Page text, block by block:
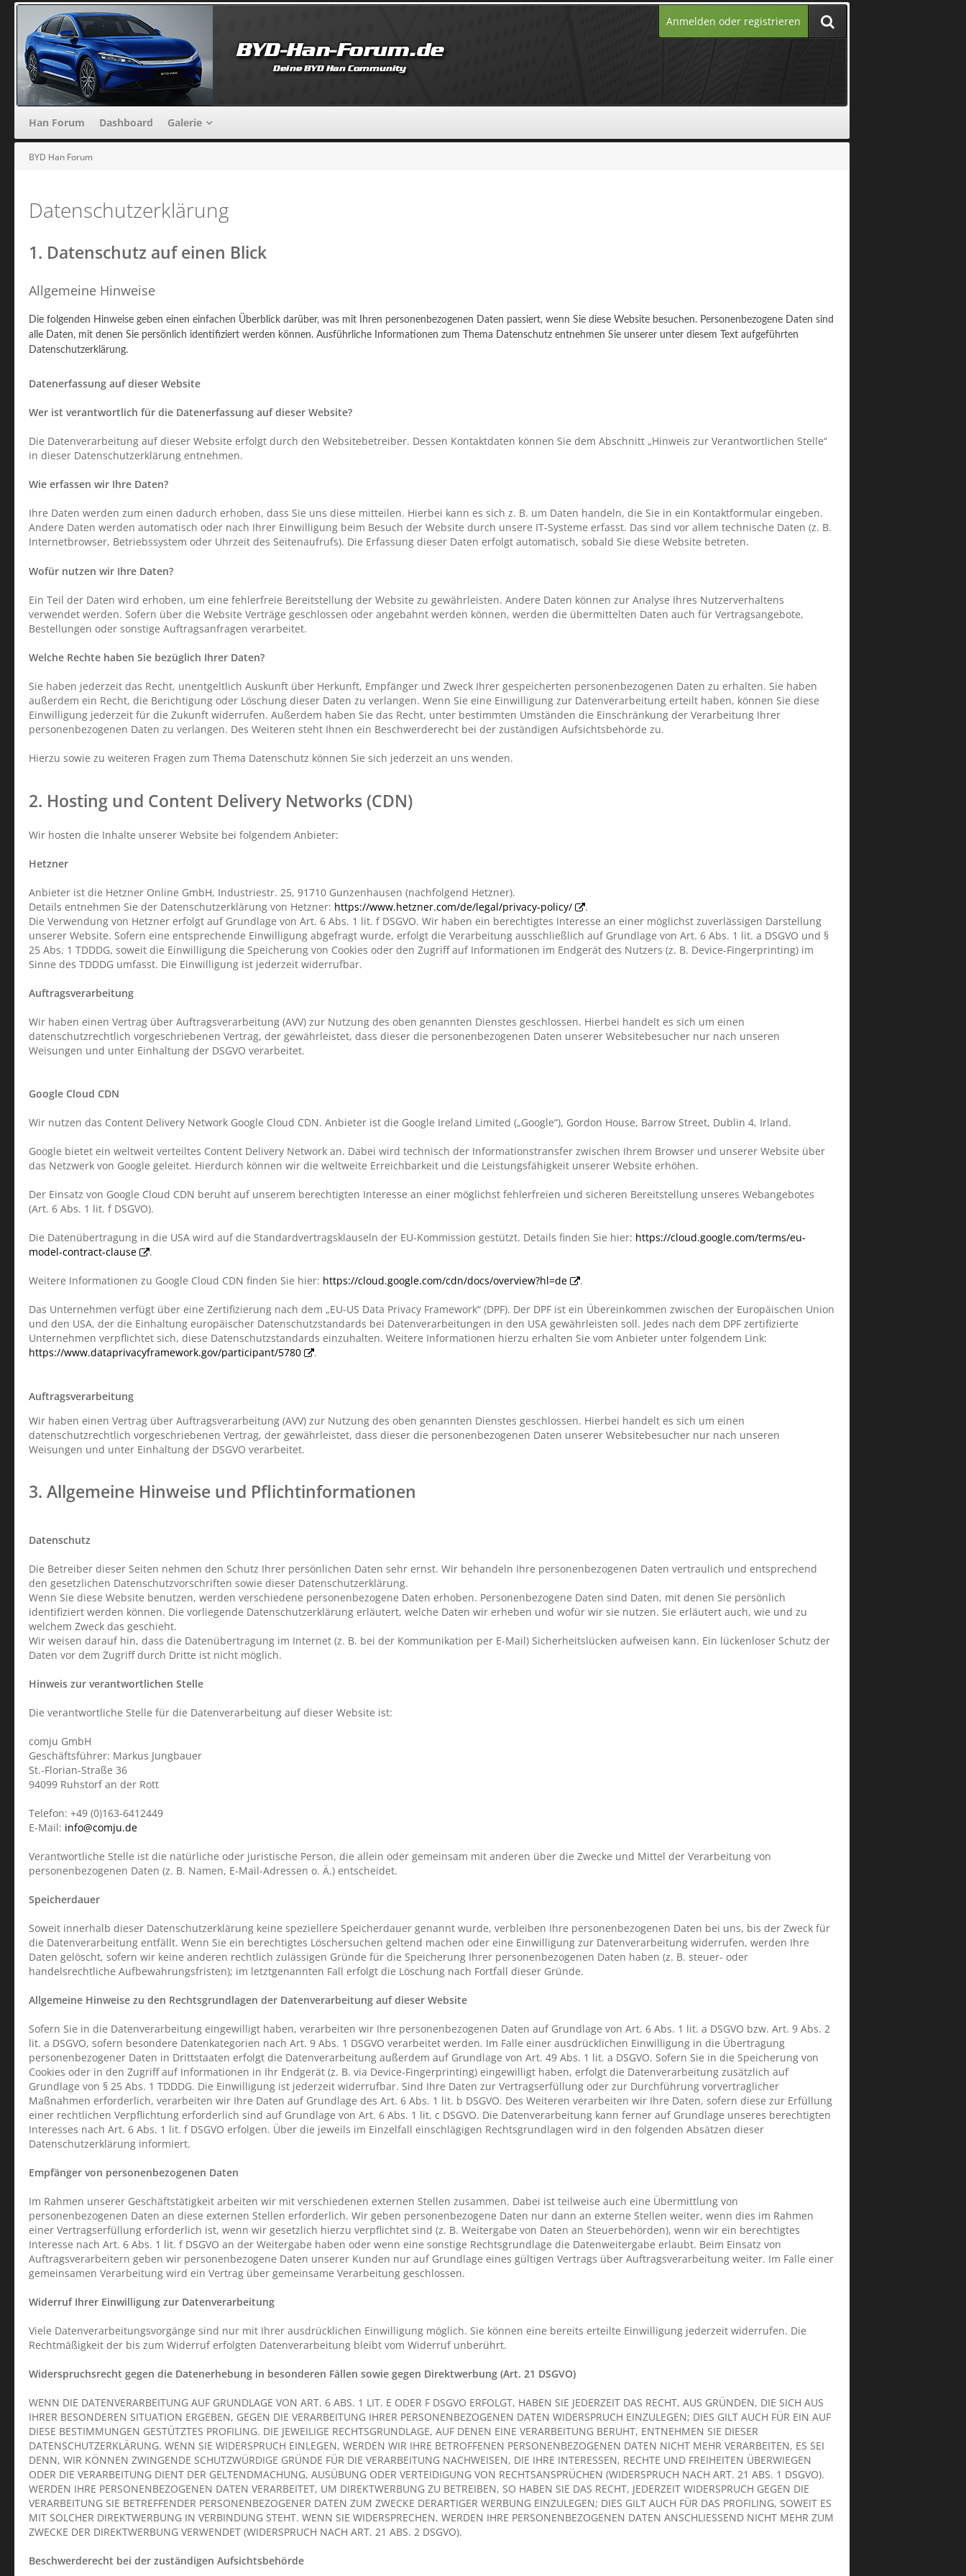
Anmelden oder registrieren
Han Forum Dashboard Galerie
BYD Han Forum
Datenschutzerklärung
1. Datenschutz auf einen Blick
Allgemeine Hinweise
Die folgenden Hinweise geben einen einfachen Überblick darüber, was mit Ihren personenbezogenen Daten passiert, wenn Sie diese Website besuchen. Personenbezogene Daten sind
alle Daten, mit denen Sie persönlich identifiziert werden können. Ausführliche Informationen zum Thema Datenschutz entnehmen Sie unserer unter diesem Text aufgeführten
Datenschutzerklärung.
Datenerfassung auf dieser Website
Wer ist verantwortlich für die Datenerfassung auf dieser Website?
Die Datenverarbeitung auf dieser Website erfolgt durch den Websitebetreiber. Dessen Kontaktdaten können Sie dem Abschnitt „Hinweis zur Verantwortlichen Stelle“
in dieser Datenschutzerklärung entnehmen.
Wie erfassen wir Ihre Daten?
Ihre Daten werden zum einen dadurch erhoben, dass Sie uns diese mitteilen. Hierbei kann es sich z. B. um Daten handeln, die Sie in ein Kontaktformular eingeben.
Andere Daten werden automatisch oder nach Ihrer Einwilligung beim Besuch der Website durch unsere IT-Systeme erfasst. Das sind vor allem technische Daten (z. B.
Internetbrowser, Betriebssystem oder Uhrzeit des Seitenaufrufs). Die Erfassung dieser Daten erfolgt automatisch, sobald Sie diese Website betreten.
Wofür nutzen wir Ihre Daten?
Ein Teil der Daten wird erhoben, um eine fehlerfreie Bereitstellung der Website zu gewährleisten. Andere Daten können zur Analyse Ihres Nutzerverhaltens
verwendet werden. Sofern über die Website Verträge geschlossen oder angebahnt werden können, werden die übermittelten Daten auch für Vertragsangebote,
Bestellungen oder sonstige Auftragsanfragen verarbeitet.
Welche Rechte haben Sie bezüglich Ihrer Daten?
Sie haben jederzeit das Recht, unentgeltlich Auskunft über Herkunft, Empfänger und Zweck Ihrer gespeicherten personenbezogenen Daten zu erhalten. Sie haben
außerdem ein Recht, die Berichtigung oder Löschung dieser Daten zu verlangen. Wenn Sie eine Einwilligung zur Datenverarbeitung erteilt haben, können Sie diese
Einwilligung jederzeit für die Zukunft widerrufen. Außerdem haben Sie das Recht, unter bestimmten Umständen die Einschränkung der Verarbeitung Ihrer
personenbezogenen Daten zu verlangen. Des Weiteren steht Ihnen ein Beschwerderecht bei der zuständigen Aufsichtsbehörde zu.
Hierzu sowie zu weiteren Fragen zum Thema Datenschutz können Sie sich jederzeit an uns wenden.
2. Hosting und Content Delivery Networks (CDN)
Wir hosten die Inhalte unserer Website bei folgendem Anbieter:
Hetzner
Anbieter ist die Hetzner Online GmbH, Industriestr. 25, 91710 Gunzenhausen (nachfolgend Hetzner).
Details entnehmen Sie der Datenschutzerklärung von Hetzner: https://www.hetzner.com/de/legal/privacy-policy/
.
Die Verwendung von Hetzner erfolgt auf Grundlage von Art. 6 Abs. 1 lit. f DSGVO. Wir haben ein berechtigtes Interesse an einer möglichst zuverlässigen Darstellung
unserer Website. Sofern eine entsprechende Einwilligung abgefragt wurde, erfolgt die Verarbeitung ausschließlich auf Grundlage von Art. 6 Abs. 1 lit. a DSGVO und §
25 Abs. 1 TDDDG, soweit die Einwilligung die Speicherung von Cookies oder den Zugriff auf Informationen im Endgerät des Nutzers (z. B. Device-Fingerprinting) im
Sinne des TDDDG umfasst. Die Einwilligung ist jederzeit widerrufbar.
Auftragsverarbeitung
Wir haben einen Vertrag über Auftragsverarbeitung (AVV) zur Nutzung des oben genannten Dienstes geschlossen. Hierbei handelt es sich um einen
datenschutzrechtlich vorgeschriebenen Vertrag, der gewährleistet, dass dieser die personenbezogenen Daten unserer Websitebesucher nur nach unseren
Weisungen und unter Einhaltung der DSGVO verarbeitet.
Google Cloud CDN
Wir nutzen das Content Delivery Network Google Cloud CDN. Anbieter ist die Google Ireland Limited („Google“), Gordon House, Barrow Street, Dublin 4, Irland.
Google bietet ein weltweit verteiltes Content Delivery Network an. Dabei wird technisch der Informationstransfer zwischen Ihrem Browser und unserer Website über
das Netzwerk von Google geleitet. Hierdurch können wir die weltweite Erreichbarkeit und die Leistungsfähigkeit unserer Website erhöhen.
Der Einsatz von Google Cloud CDN beruht auf unserem berechtigten Interesse an einer möglichst fehlerfreien und sicheren Bereitstellung unseres Webangebotes
(Art. 6 Abs. 1 lit. f DSGVO).
Die Datenübertragung in die USA wird auf die Standardvertragsklauseln der EU-Kommission gestützt. Details finden Sie hier: https://cloud.google.com/terms/eu-
model-contract-clause
.
Weitere Informationen zu Google Cloud CDN finden Sie hier: https://cloud.google.com/cdn/docs/overview?hl=de .
Das Unternehmen verfügt über eine Zertifizierung nach dem „EU-US Data Privacy Framework“ (DPF). Der DPF ist ein Übereinkommen zwischen der Europäischen Union
und den USA, der die Einhaltung europäischer Datenschutzstandards bei Datenverarbeitungen in den USA gewährleisten soll. Jedes nach dem DPF zertifizierte
Unternehmen verpflichtet sich, diese Datenschutzstandards einzuhalten. Weitere Informationen hierzu erhalten Sie vom Anbieter unter folgendem Link:
https://www.dataprivacyframework.gov/participant/5780
.
Auftragsverarbeitung
Wir haben einen Vertrag über Auftragsverarbeitung (AVV) zur Nutzung des oben genannten Dienstes geschlossen. Hierbei handelt es sich um einen
datenschutzrechtlich vorgeschriebenen Vertrag, der gewährleistet, dass dieser die personenbezogenen Daten unserer Websitebesucher nur nach unseren
Weisungen und unter Einhaltung der DSGVO verarbeitet.
3. Allgemeine Hinweise und Pflicht­informationen
Datenschutz
Die Betreiber dieser Seiten nehmen den Schutz Ihrer persönlichen Daten sehr ernst. Wir behandeln Ihre personenbezogenen Daten vertraulich und entsprechend
den gesetzlichen Datenschutzvorschriften sowie dieser Datenschutzerklärung.
Wenn Sie diese Website benutzen, werden verschiedene personenbezogene Daten erhoben. Personenbezogene Daten sind Daten, mit denen Sie persönlich
identifiziert werden können. Die vorliegende Datenschutzerklärung erläutert, welche Daten wir erheben und wofür wir sie nutzen. Sie erläutert auch, wie und zu
welchem Zweck das geschieht.
Wir weisen darauf hin, dass die Datenübertragung im Internet (z. B. bei der Kommunikation per E-Mail) Sicherheitslücken aufweisen kann. Ein lückenloser Schutz der
Daten vor dem Zugriff durch Dritte ist nicht möglich.
Hinweis zur verantwortlichen Stelle
Die verantwortliche Stelle für die Datenverarbeitung auf dieser Website ist:
comju GmbH
Geschäftsführer: Markus Jungbauer
St.-Florian-Straße 36
94099 Ruhstorf an der Rott
Telefon: +49 (0)163-6412449
E-Mail: info@comju.de
Verantwortliche Stelle ist die natürliche oder juristische Person, die allein oder gemeinsam mit anderen über die Zwecke und Mittel der Verarbeitung von
personenbezogenen Daten (z. B. Namen, E-Mail-Adressen o. Ä.) entscheidet.
Speicherdauer
Soweit innerhalb dieser Datenschutzerklärung keine speziellere Speicherdauer genannt wurde, verbleiben Ihre personenbezogenen Daten bei uns, bis der Zweck für
die Datenverarbeitung entfällt. Wenn Sie ein berechtigtes Löschersuchen geltend machen oder eine Einwilligung zur Datenverarbeitung widerrufen, werden Ihre
Daten gelöscht, sofern wir keine anderen rechtlich zulässigen Gründe für die Speicherung Ihrer personenbezogenen Daten haben (z. B. steuer- oder
handelsrechtliche Aufbewahrungsfristen); im letztgenannten Fall erfolgt die Löschung nach Fortfall dieser Gründe.
Allgemeine Hinweise zu den Rechtsgrundlagen der Datenverarbeitung auf dieser Website
Sofern Sie in die Datenverarbeitung eingewilligt haben, verarbeiten wir Ihre personenbezogenen Daten auf Grundlage von Art. 6 Abs. 1 lit. a DSGVO bzw. Art. 9 Abs. 2
lit. a DSGVO, sofern besondere Datenkategorien nach Art. 9 Abs. 1 DSGVO verarbeitet werden. Im Falle einer ausdrücklichen Einwilligung in die Übertragung
personenbezogener Daten in Drittstaaten erfolgt die Datenverarbeitung außerdem auf Grundlage von Art. 49 Abs. 1 lit. a DSGVO. Sofern Sie in die Speicherung von
Cookies oder in den Zugriff auf Informationen in Ihr Endgerät (z. B. via Device-Fingerprinting) eingewilligt haben, erfolgt die Datenverarbeitung zusätzlich auf
Grundlage von § 25 Abs. 1 TDDDG. Die Einwilligung ist jederzeit widerrufbar. Sind Ihre Daten zur Vertragserfüllung oder zur Durchführung vorvertraglicher
Maßnahmen erforderlich, verarbeiten wir Ihre Daten auf Grundlage des Art. 6 Abs. 1 lit. b DSGVO. Des Weiteren verarbeiten wir Ihre Daten, sofern diese zur Erfüllung
einer rechtlichen Verpflichtung erforderlich sind auf Grundlage von Art. 6 Abs. 1 lit. c DSGVO. Die Datenverarbeitung kann ferner auf Grundlage unseres berechtigten
Interesses nach Art. 6 Abs. 1 lit. f DSGVO erfolgen. Über die jeweils im Einzelfall einschlägigen Rechtsgrundlagen wird in den folgenden Absätzen dieser
Datenschutzerklärung informiert.
Empfänger von personenbezogenen Daten
Im Rahmen unserer Geschäftstätigkeit arbeiten wir mit verschiedenen externen Stellen zusammen. Dabei ist teilweise auch eine Übermittlung von
personenbezogenen Daten an diese externen Stellen erforderlich. Wir geben personenbezogene Daten nur dann an externe Stellen weiter, wenn dies im Rahmen
einer Vertragserfüllung erforderlich ist, wenn wir gesetzlich hierzu verpflichtet sind (z. B. Weitergabe von Daten an Steuerbehörden), wenn wir ein berechtigtes
Interesse nach Art. 6 Abs. 1 lit. f DSGVO an der Weitergabe haben oder wenn eine sonstige Rechtsgrundlage die Datenweitergabe erlaubt. Beim Einsatz von
Auftragsverarbeitern geben wir personenbezogene Daten unserer Kunden nur auf Grundlage eines gültigen Vertrags über Auftragsverarbeitung weiter. Im Falle einer
gemeinsamen Verarbeitung wird ein Vertrag über gemeinsame Verarbeitung geschlossen.
Widerruf Ihrer Einwilligung zur Datenverarbeitung
Viele Datenverarbeitungsvorgänge sind nur mit Ihrer ausdrücklichen Einwilligung möglich. Sie können eine bereits erteilte Einwilligung jederzeit widerrufen. Die
Rechtmäßigkeit der bis zum Widerruf erfolgten Datenverarbeitung bleibt vom Widerruf unberührt.
Widerspruchsrecht gegen die Datenerhebung in besonderen Fällen sowie gegen Direktwerbung (Art. 21 DSGVO)
WENN DIE DATENVERARBEITUNG AUF GRUNDLAGE VON ART. 6 ABS. 1 LIT. E ODER F DSGVO ERFOLGT, HABEN SIE JEDERZEIT DAS RECHT, AUS GRÜNDEN, DIE SICH AUS
IHRER BESONDEREN SITUATION ERGEBEN, GEGEN DIE VERARBEITUNG IHRER PERSONENBEZOGENEN DATEN WIDERSPRUCH EINZULEGEN; DIES GILT AUCH FÜR EIN AUF
DIESE BESTIMMUNGEN GESTÜTZTES PROFILING. DIE JEWEILIGE RECHTSGRUNDLAGE, AUF DENEN EINE VERARBEITUNG BERUHT, ENTNEHMEN SIE DIESER
DATENSCHUTZERKLÄRUNG. WENN SIE WIDERSPRUCH EINLEGEN, WERDEN WIR IHRE BETROFFENEN PERSONENBEZOGENEN DATEN NICHT MEHR VERARBEITEN, ES SEI
DENN, WIR KÖNNEN ZWINGENDE SCHUTZWÜRDIGE GRÜNDE FÜR DIE VERARBEITUNG NACHWEISEN, DIE IHRE INTERESSEN, RECHTE UND FREIHEITEN ÜBERWIEGEN
ODER DIE VERARBEITUNG DIENT DER GELTENDMACHUNG, AUSÜBUNG ODER VERTEIDIGUNG VON RECHTSANSPRÜCHEN (WIDERSPRUCH NACH ART. 21 ABS. 1 DSGVO).
WERDEN IHRE PERSONENBEZOGENEN DATEN VERARBEITET, UM DIREKTWERBUNG ZU BETREIBEN, SO HABEN SIE DAS RECHT, JEDERZEIT WIDERSPRUCH GEGEN DIE
VERARBEITUNG SIE BETREFFENDER PERSONENBEZOGENER DATEN ZUM ZWECKE DERARTIGER WERBUNG EINZULEGEN; DIES GILT AUCH FÜR DAS PROFILING, SOWEIT ES
MIT SOLCHER DIREKTWERBUNG IN VERBINDUNG STEHT. WENN SIE WIDERSPRECHEN, WERDEN IHRE PERSONENBEZOGENEN DATEN ANSCHLIESSEND NICHT MEHR ZUM
ZWECKE DER DIREKTWERBUNG VERWENDET (WIDERSPRUCH NACH ART. 21 ABS. 2 DSGVO).
Beschwerde­recht bei der zuständigen Aufsichts­behörde